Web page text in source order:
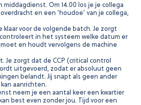
middagdienst. Om 14.00 los je je collega
en een ‘houdoe’ van je collega,
klaar voor de volgende batch. Je zorgt
in het systeem welke datum er
en houdt vervolgens de machine
Je zorgt dat de CCP (critical control
uitgevoerd, zodat er absoluut geen
belandt. Jij snapt als geen ander
aanrichten.
neem je een aantal keer een kwartier
best even zonder jou. Tijd voor een